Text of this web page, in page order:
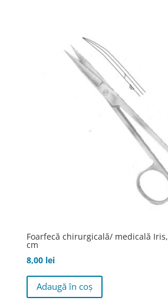
pot
alese
în
pagina
produsului.
Foarfecă chirurgicală/ medicală
cm
8,00 lei
Adaugă în coș